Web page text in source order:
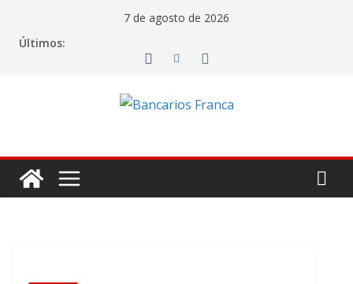
7 de agosto de 2026
Últimos: